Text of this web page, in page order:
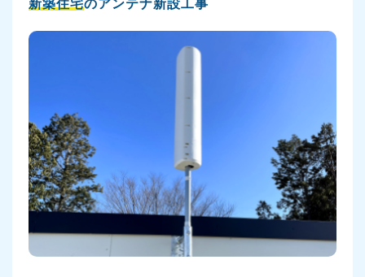
新築住宅のアンテナ新設工事